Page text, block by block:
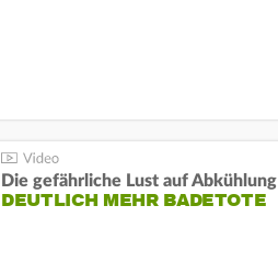
Die gefährliche Lust auf Abkühlung
DEUTLICH MEHR BADETOTE